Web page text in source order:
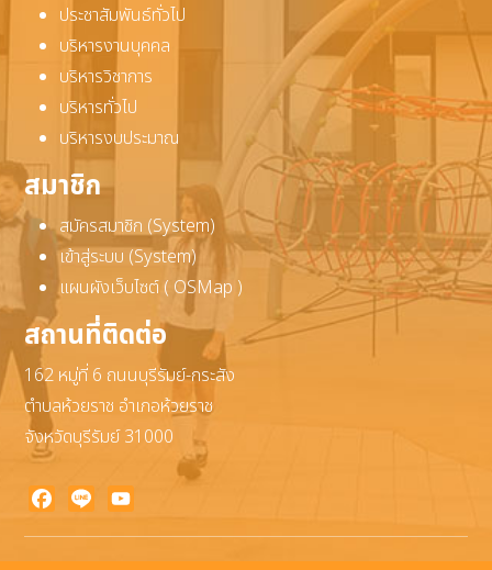
ประชาสัมพันธ์ทั่วไป
บริหารงานบุคคล
บริหารวิชาการ
บริหารทั่วไป
บริหารงบประมาณ
สมาชิก
สมัครสมาชิก (System)
เข้าสู่ระบบ (System)
แผนผังเว็บไซต์ ( OSMap )
สถานที่ติดต่อ
162 หมู่ที่ 6 ถนนบุรีรัมย์-กระสัง
ตำบลห้วยราช อำเภอห้วยราช
จังหวัดบุรีรัมย์ 31000